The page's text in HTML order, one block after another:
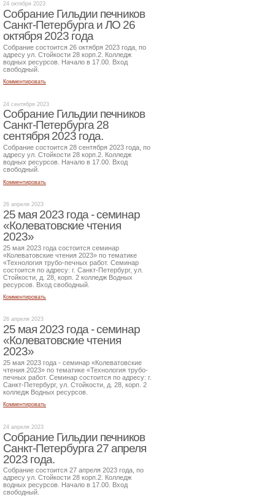
24 октября 2023
Собрание Гильдии печников
Санкт-Петербурга и ЛО 26
октября 2023 года
Собрание состоится 26 октября 2023 года, по
адресу ул. Стойкости 28 корп.2. Колледж
водных ресурсов. Начало в 17.00. Вход
свободный.
Комментировать
24 сентября 2023
Собрание Гильдии печников
Санкт-Петербурга 28
сентября 2023 года.
Собрание состоится 28 сентября 2023 года, по
адресу ул. Стойкости 28 корп.2. Колледж
водных ресурсов. Начало в 17.00. Вход
свободный.
Комментировать
26 апреля 2023
25 мая 2023 года - семинар
«Колеватовские чтения
2023»
25 мая 2023 года состоится семинар
«Колеватовские чтения 2023» по тематике
«Технология трубо-печных работ. Семинар
состоится по адресу: г. Санкт-Петербург, ул.
Стойкости, д. 28, корп. 2 колледж Водных
ресурсов. Вход свободный.
Комментировать
26 апреля 2023
25 мая 2023 года - семинар
«Колеватовские чтения
2023»
25 мая 2023 года - семинар «Колеватовские
чтения 2023» по тематике «Технология трубо-
печных работ. Семинар состоится по адресу: г.
Санкт-Петербург, ул. Стойкости, д. 28, корп. 2
колледж Водных ресурсов.
Комментировать
24 апреля 2023
Собрание Гильдии печников
Санкт-Петербурга 27 апреля
2023 года.
Собрание состоится 27 апреля 2023 года, по
адресу ул. Стойкости 28 корп.2. Колледж
водных ресурсов. Начало в 17.00. Вход
свободный.